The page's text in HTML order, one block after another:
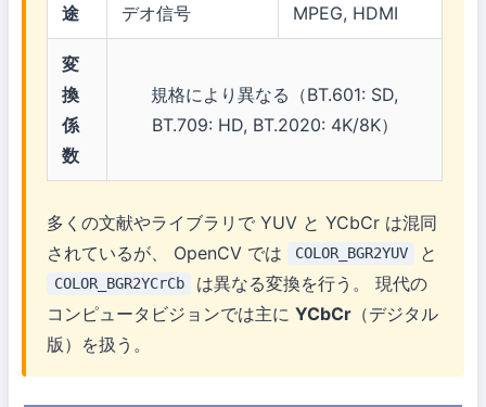
途
デオ信号
MPEG, HDMI
変
換
係
数
規格により異なる（BT.601: SD,
BT.709: HD, BT.2020: 4K/8K）
多くの文献やライブラリで YUV と YCbCr は混同
されているが、 OpenCV では
COLOR_BGR2YUV と
COLOR_BGR2YCrCb
は異なる変換を行う。 現代の
コンピュータビジョンでは主にYCbCr （デジタル
版）を扱う。